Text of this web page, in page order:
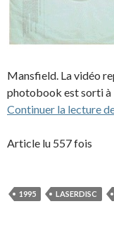
Mansfield. La vidéo
photobook est sorti à
Continuer la lecture
Article lu 557 fois
1995 LASERDISC